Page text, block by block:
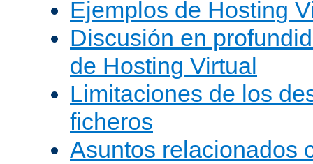
Ejemplos de Hosting
Discusión en
de Hosting Virtual
Limitaciones de los
ficheros
Asuntos relacionados